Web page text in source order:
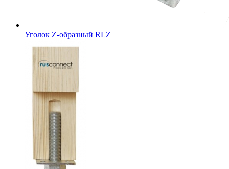
Уголок Z-образный RLZ